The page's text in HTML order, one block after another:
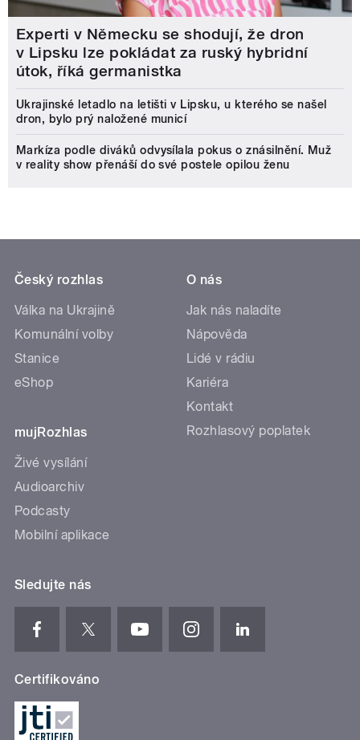
Experti v Německu se shodují, že dron
v Lipsku lze pokládat za ruský hybridní
útok, říká germanistka
Ukrajinské letadlo na letišti v Lipsku, u kterého se našel
dron, bylo prý naložené municí
Markíza podle diváků odvysílala pokus o znásilnění. Muž
v reality show přenáší do své postele opilou ženu
Český rozhlas
Válka na Ukrajině
Komunální volby
Stanice
eShop
mujRozhlas
Živé vysílání
Audioarchiv
Podcasty
Mobilní aplikace
O nás
Jak nás naladíte
Nápověda
Lidé v rádiu
Kariéra
Kontakt
Rozhlasový poplatek
Sledujte nás
Certifikováno